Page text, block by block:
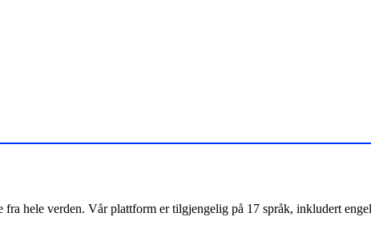
hele verden. Vår plattform er tilgjengelig på 17 språk, inkludert